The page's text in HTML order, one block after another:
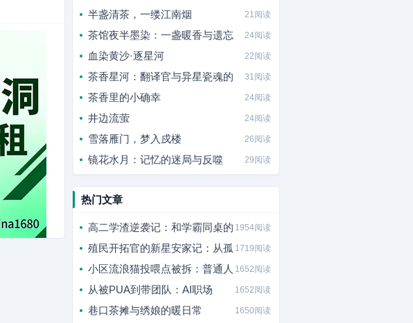
半盏清茶，一缕江南烟 21阅读
茶馆夜半墨染：一盏暖香与遗忘 24阅读
血染黄沙·逐星河 22阅读
茶香星河：翻译官与异星瓷魂的 31阅读
茶香里的小确幸 24阅读
井边流萤 24阅读
雪落雁门，梦入戍楼 26阅读
镜花水月：记忆的迷局与反噬 29阅读
热门文章
高二学渣逆袭记：和学霸同桌的 1954阅读
殖民开拓官的新星安家记：从孤 1719阅读
小区流浪猫投喂点被拆：普通人 1652阅读
从被PUA到带团队：AI职场 1652阅读
巷口茶摊与绣娘的暖日常 1650阅读